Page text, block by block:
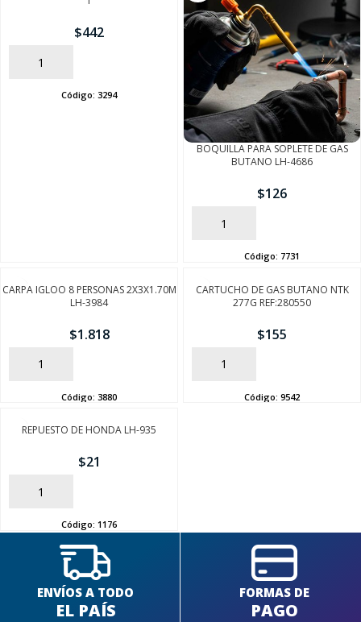
$442
AÑADIR
Código: 3294
BOQUILLA PARA SOPLETE DE GAS
BUTANO LH-4686
$126
AÑADIR
Código: 7731
CARPA IGLOO 8 PERSONAS 2X3X1.70M
LH-3984
$1.818
AÑADIR
Código: 3880
CARTUCHO DE GAS BUTANO NTK
277G REF:280550
$155
AÑADIR
Código: 9542
REPUESTO DE HONDA LH-935
$21
AÑADIR
Código: 1176
ENVÍOS A TODO
EL PAÍS
FORMAS DE
PAGO